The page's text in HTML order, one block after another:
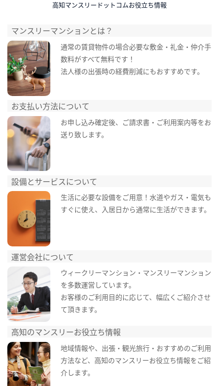
高知マンスリードットコムお役立ち情報
マンスリーマンションとは？
通常の賃貸物件の場合必要な敷金・礼金・仲介手
数料がすべて無料です！
法人様の出張時の経費削減にもおすすめです。
お支払い方法について
お申し込み確定後、ご請求書・ご利用案内等をお
送り致します。
設備とサービスについて
生活に必要な設備をご用意！水道やガス・電気も
すぐに使え、入居日から通常に生活ができます。
運営会社について
ウィークリーマンション・マンスリーマンション
を多数運営しています。
お客様のご利用目的に応じて、幅広くご紹介させ
て頂きます。
高知のマンスリーお役立ち情報
地域情報や、出張・観光旅行・おすすめのご利用
方法など、高知のマンスリーお役立ち情報をご紹
介します。